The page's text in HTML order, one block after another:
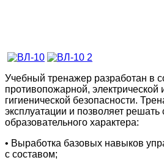
Учебный тренажер разработан в
противопожарной, электрической
гигиенической безопасности.
эксплуатации и позволяет
образовательного характера:
• Выработка базовых навыков
с составом;